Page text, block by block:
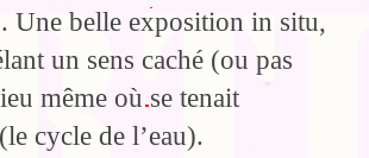
Une belle exposition in situ,
un sens caché (ou pas
même où se tenait
cycle de l’eau).